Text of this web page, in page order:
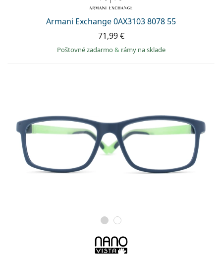
Armani Exchange 0AX3103 8078 55
71,99 €
Poštovné zadarmo& rámy na sklade